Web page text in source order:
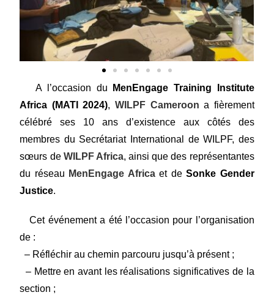
A l’occasion du
MenEngage Training Institute
Africa (MATI 2024), WILPF Cameroon a fièrement
célébré ses 10 ans d’existence aux côtés des
membres du Secrétariat International de WILPF, des
sœurs de WILPF Africa, ainsi que des représentantes
du réseau MenEngage Africaet deSonke Gender
Justice.
Cet événement a été l’occasion pour l’organisation
de :
– Réfléchir au chemin parcouru jusqu’à présent ;
– Mettre en avant les réalisations significatives de la
section ;